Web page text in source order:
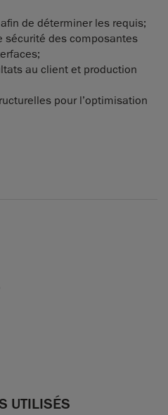
de déterminer les requis;
sécurité des composantes
au client et production
pour l’optimisation
UTILISÉS